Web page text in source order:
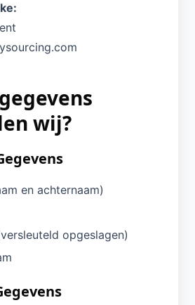
wij?
en achternaam)
opgeslagen)